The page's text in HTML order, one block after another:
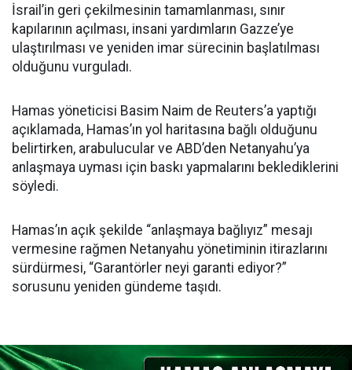
İsrail’in geri çekilmesinin tamamlanması, sınır
kapılarının açılması, insani yardımların Gazze’ye
ulaştırılması ve yeniden imar sürecinin başlatılması
olduğunu vurguladı.
Hamas yöneticisi Basim Naim de Reuters’a yaptığı
açıklamada, Hamas’ın yol haritasına bağlı olduğunu
belirtirken, arabulucular ve ABD’den Netanyahu’ya
anlaşmaya uyması için baskı yapmalarını beklediklerini
söyledi.
Hamas’ın açık şekilde “anlaşmaya bağlıyız” mesajı
vermesine rağmen Netanyahu yönetiminin itirazlarını
sürdürmesi, “Garantörler neyi garanti ediyor?”
sorusunu yeniden gündeme taşıdı.